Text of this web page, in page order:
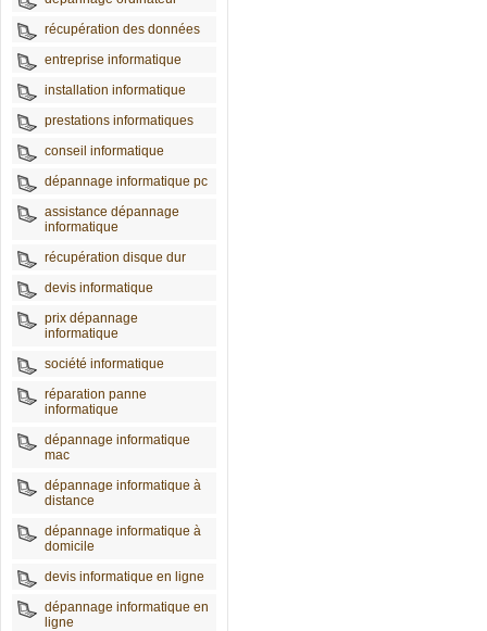
récupération des données
entreprise informatique
installation informatique
prestations informatiques
conseil informatique
dépannage informatique pc
assistance dépannage
informatique
récupération disque dur
devis informatique
prix dépannage
informatique
société informatique
réparation panne
informatique
dépannage informatique
mac
dépannage informatique à
distance
dépannage informatique à
domicile
devis informatique en ligne
dépannage informatique en
ligne